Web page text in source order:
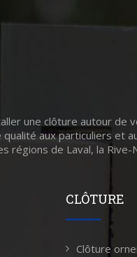
une clôture autour
aux particuliers et
régions de Laval, la
CLÔTURE
Clôture